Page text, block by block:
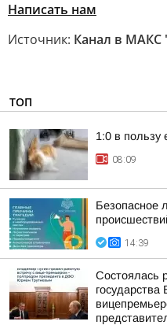
Написать нам
Источник: Канал в МАКС
ТОП
1:0 в пользу
08:09
Безопасное
14:39
Состоялась